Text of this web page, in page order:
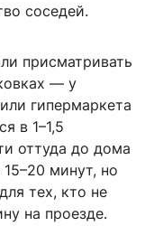
соседей.
присматривать
— у
гипермаркета
в 1–1,5
оттуда до дома
минут, но
тех, кто не
на проезде.